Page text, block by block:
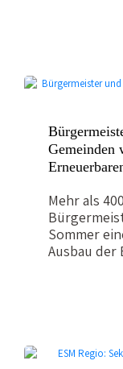
Umwelt
Leistungen
Kulmbach
betreut
Hilfsmittel
Gemeinden
Mehr als
Sommer
Ausbau der
nach
längeren